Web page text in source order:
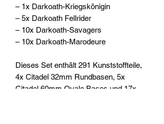
– 1x Darkoath-Kriegskönigin
– 5x Darkoath Fellrider
– 10x Darkoath-Savagers
– 10x Darkoath-Marodeure
Dieses Set enthält 291 Kunststoffteile,
4x Citadel 32mm Rundbasen, 5x
Citadel 60mm Ovale Bases und 17x